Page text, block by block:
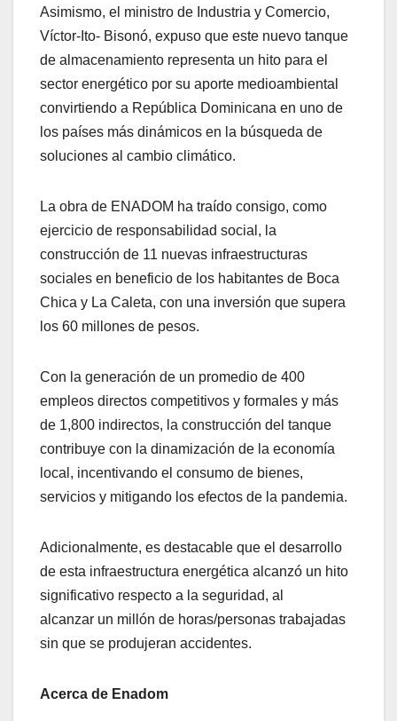
Asimismo, el ministro de Industria y Comercio,
Víctor-Ito- Bisonó, expuso que este nuevo tanque
de almacenamiento representa un hito para el
sector energético por su aporte medioambiental
convirtiendo a República Dominicana en uno de
los países más dinámicos en la búsqueda de
soluciones al cambio climático.
La obra de ENADOM ha traído consigo, como
ejercicio de responsabilidad social, la
construcción de 11 nuevas infraestructuras
sociales en beneficio de los habitantes de Boca
Chica y La Caleta, con una inversión que supera
los 60 millones de pesos.
Con la generación de un promedio de 400
empleos directos competitivos y formales y más
de 1,800 indirectos, la construcción del tanque
contribuye con la dinamización de la economía
local, incentivando el consumo de bienes,
servicios y mitigando los efectos de la pandemia.
Adicionalmente, es destacable que el desarrollo
de esta infraestructura energética alcanzó un hito
significativo respecto a la seguridad, al
alcanzar un millón de horas/personas trabajadas
sin que se produjeran accidentes.
Acerca de Enadom